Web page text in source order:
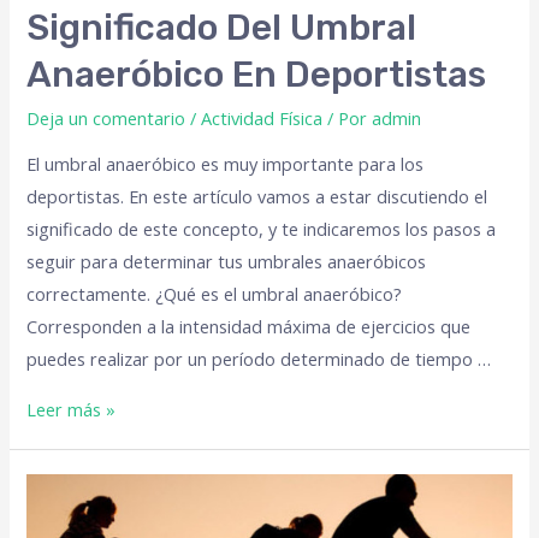
Significado Del Umbral
Anaeróbico En Deportistas
Deja un comentario /Actividad Física / Poradmin
El umbral anaeróbico es muy importante para los
deportistas. En este artículo vamos a estar discutiendo el
significado de este concepto, y te indicaremos los pasos a
seguir para determinar tus umbrales anaeróbicos
correctamente. ¿Qué es el umbral anaeróbico?
Corresponden a la intensidad máxima de ejercicios que
puedes realizar por un período determinado de tiempo …
Leer más »